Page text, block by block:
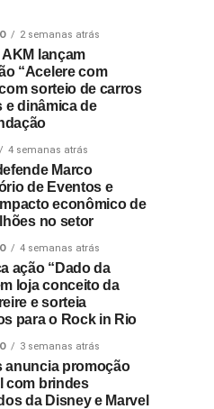
2 semanas atrás
AKM lançam
“Acelere com
sorteio de carros
e dinâmica de
4 semanas atrás
Marco
de Eventos e
econômico de
no setor
4 semanas atrás
ação “Dado da
loja conceito da
e sorteia
para o Rock in Rio
3 semanas atrás
anuncia promoção
com brindes
da Disney e Marvel